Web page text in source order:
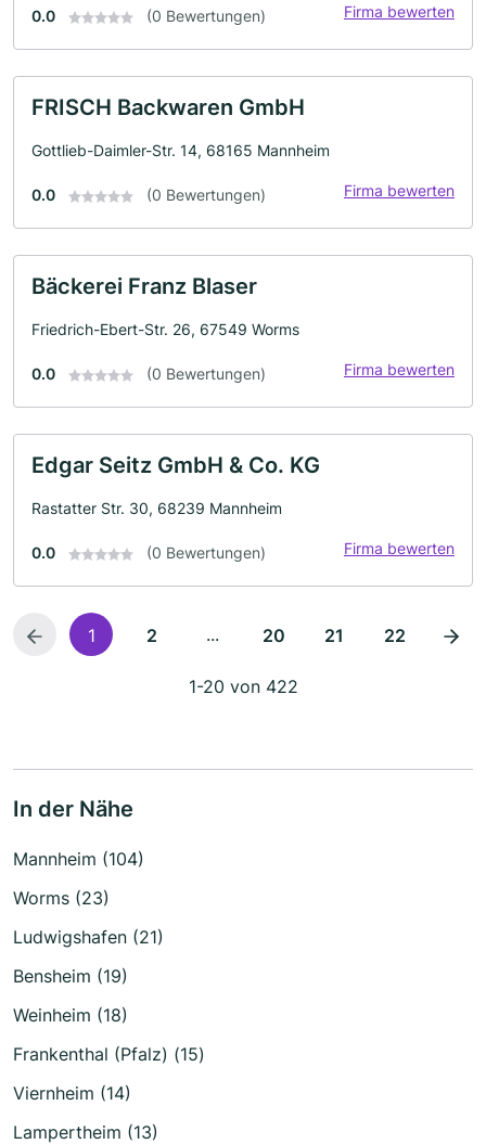
0.0 (0 Bewertungen) Firma bewerten
FRISCH Backwaren GmbH
Gottlieb-Daimler-Str. 14, 68165 Mannheim
0.0 (0 Bewertungen) Firma bewerten
Bäckerei Franz Blaser
Friedrich-Ebert-Str. 26, 67549 Worms
0.0 (0 Bewertungen) Firma bewerten
Edgar Seitz GmbH & Co. KG
Rastatter Str. 30, 68239 Mannheim
0.0 (0 Bewertungen) Firma bewerten
1 2 ... 20 21 22
1-20 von 422
In der Nähe
Mannheim (104)
Worms (23)
Ludwigshafen (21)
Bensheim (19)
Weinheim (18)
Frankenthal (Pfalz) (15)
Viernheim (14)
Lampertheim (13)